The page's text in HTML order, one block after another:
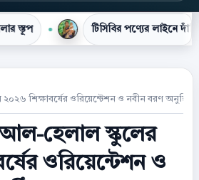
টিসিবির পণ্যের লাইনে দাঁড়িয়ে প্রাণ গেল
শিক্ষাবর্ষের ওরিয়েন্টেশন ও নবীন বরণ অনুষ্ঠিত
আল-হেলাল স্কুলের
ওরিয়েন্টেশন ও